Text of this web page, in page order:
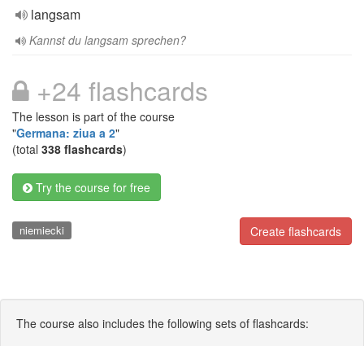
langsam
Kannst du langsam sprechen?
+24 flashcards
The lesson is part of the course
"Germana: ziua a 2"
(total 338 flashcards)
Try the course for free
Create flashcards
niemiecki
The course also includes the following sets of flashcards: